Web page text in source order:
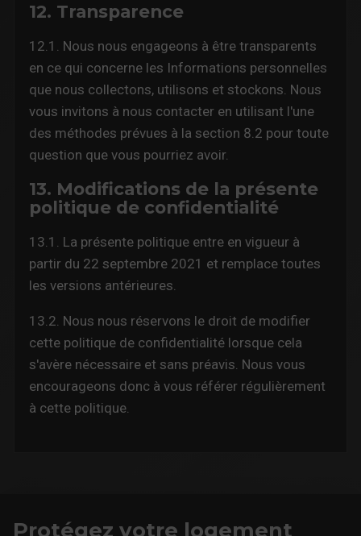
12. Transparence
12.1. Nous nous engageons à être transparents
en ce qui concerne les Informations personnelles
que nous collectons, utilisons et stockons. Nous
vous invitons à nous contacter en utilisant l'une
des méthodes prévues à la section 8.2 pour toute
question que vous pourriez avoir.
13. Modifications de la présente
politique de confidentialité
13.1. La présente politique entre en vigueur à
partir du 22 septembre 2021 et remplace toutes
les versions antérieures.
13.2. Nous nous réservons le droit de modifier
cette politique de confidentialité lorsque cela
s'avère nécessaire et sans préavis. Nous vous
encourageons donc à vous référer régulièrement
à cette politique.
Protégez votre logement